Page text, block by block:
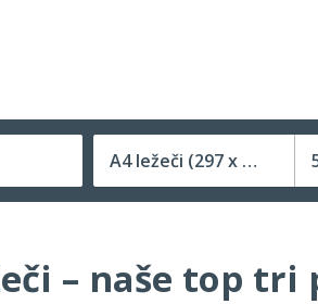
A4 ležeči (297 x 210 mm)
Velikost (zaprte) tiskovine
– naše top tri